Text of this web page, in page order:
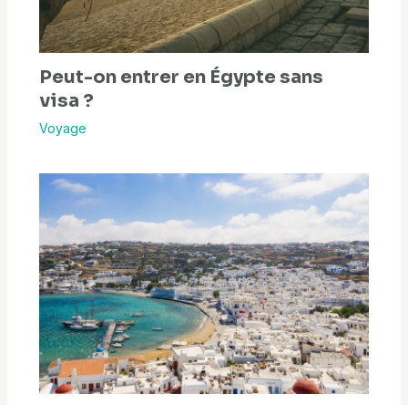
Peut-on entrer en Égypte sans
visa ?
Voyage